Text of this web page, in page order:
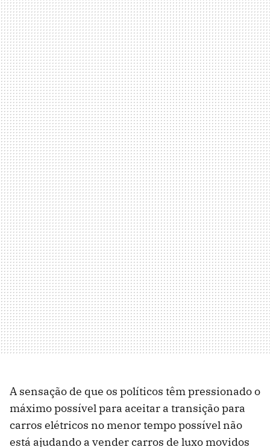
A sensação de que os políticos têm pressionado o
máximo possível para aceitar a transição para
carros elétricos no menor tempo possível não
está ajudando a vender carros de luxo movidos